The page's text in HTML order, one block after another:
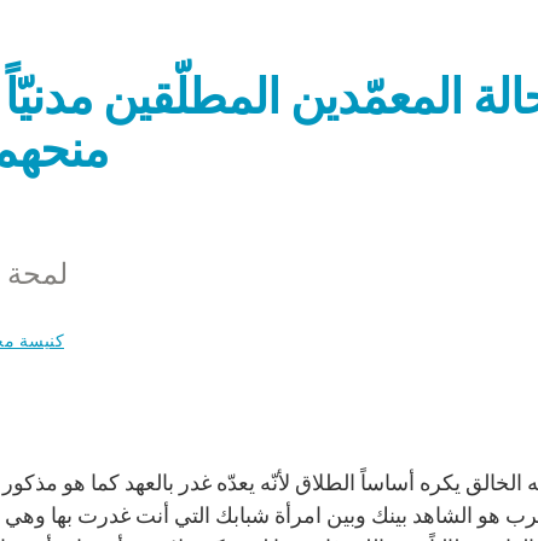
المعمّدين المطلّقين مدنيّاً
منحهم
1-
كنيسة
الخالق يكره أساساً الطلاق لأنّه يعدّه غدر بالعهد كما هو
هو الشاهد بينك وبين امرأة شبابك التي أنت غدرت بها